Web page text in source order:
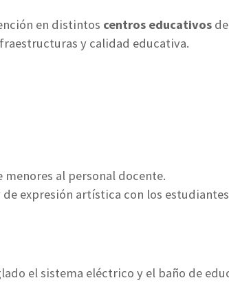
en distintos centros educativos
y calidad educativa.
al personal docente.
expresión artística con los
el sistema eléctrico y el baño de